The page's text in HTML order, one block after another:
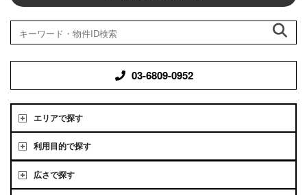
03-6809-0952
エリアで探す
利用目的で探す
広さで探す